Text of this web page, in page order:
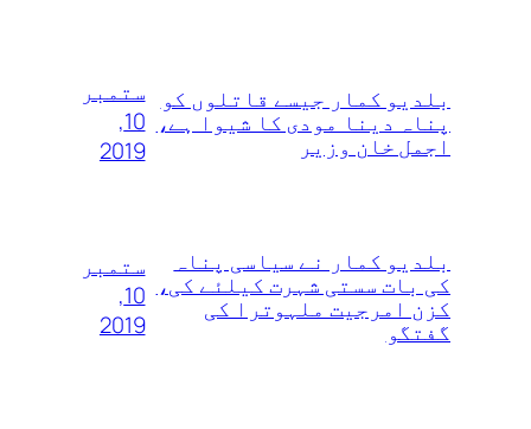
بلدیو کمار جیسے قاتلوں‌ کو
پناہ دینا مودی کا شیوا ہے،
اجمل خان وزیر
ستمبر
10,
2019
بلدیو کمار نے سیاسی پناہ
کی بات سستی شہرت کیلئے کی،
کزن امرجیت ملہوترا کی
گفتگو
ستمبر
10,
2019